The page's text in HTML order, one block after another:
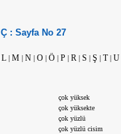
Ç : Sayfa No 27
L | M | N | O | Ö | P | R | S | Ş | T| U
çok yüksek
çok yüksekte
çok yüzlü
çok yüzlü cisim